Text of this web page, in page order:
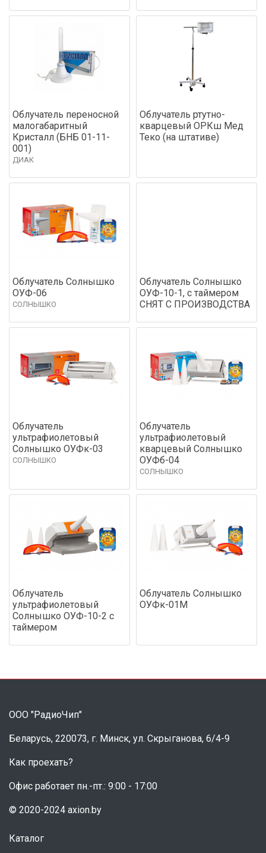
Облучатель переносной
малогабаритный
Кристалл (БНБ 01-11-
001)
ДИАК
Облучатель ртутно-
кварцевый ОРКш Мед
Теко (на штативе)
Облучатель Солнышко
ОУФ-06
СОЛНЫШКО
Облучатель Солнышко
ОУФ-10-1, с таймером
СНЯТ С ПРОИЗВОДСТВА
Облучатель
ультрафиолетовый
Солнышко ОУФк-03
СОЛНЫШКО
Облучатель
ультрафиолетовый
кварцевый Солнышко
ОУФб-04
СОЛНЫШКО
Облучатель
ультрафиолетовый
Солнышко ОУФ-10-2 с
таймером
Облучатель Солнышко
ОУФк-01М
ООО "РадиоЧип"
Беларусь, 220073, г. Минск, ул. Скрыганова, 6/4-9
Как проехать?
Офис работает пн.-пт.: 9:00 - 17:00
© 2020-2024 axion.by
Каталог